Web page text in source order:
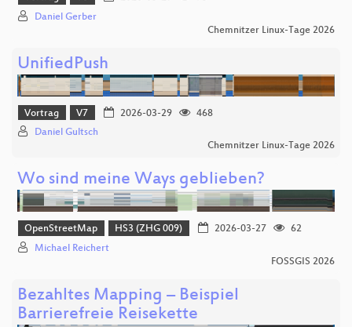
Daniel Gerber
Chemnitzer Linux-Tage 2026
UnifiedPush
Vortrag V7 2026-03-29
468
Daniel Gultsch
Chemnitzer Linux-Tage 2026
Wo sind meine Ways geblieben?
OpenStreetMap HS3 (ZHG 009) 2026-03-27
62
Michael Reichert
FOSSGIS 2026
Bezahltes Mapping – Beispiel
Barrierefreie Reisekette